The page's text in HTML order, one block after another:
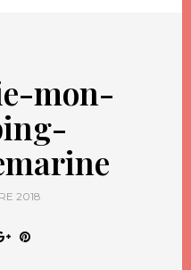
mon-
2018